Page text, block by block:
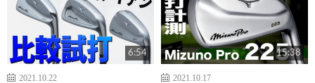
6:54
2021.10.22
15:38
2021.10.17